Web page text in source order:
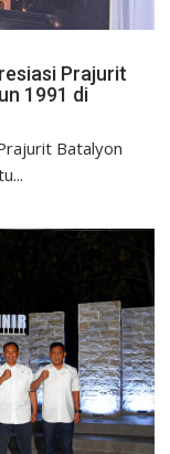
Prajurit
1991 di
Batalyon